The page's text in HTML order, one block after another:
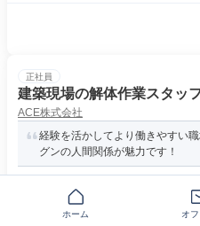
正社員
建築現場の解体作業スタッ
ACE株式会社
経験を活かしてより働きやすい
グンの人間関係が魅力です！
〒939-8033富山県富山市横内
月給35万円～50万円
ホーム オ